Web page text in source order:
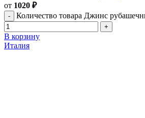
от 1020 ₽
Количество товара Джинс
В корзину
Италия